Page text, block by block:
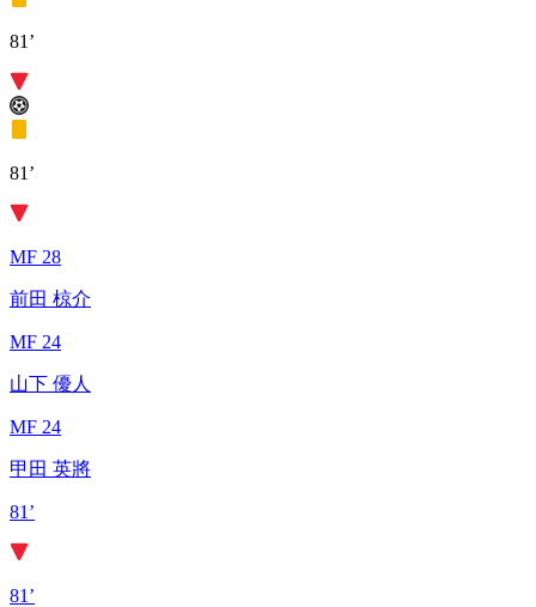
81’
81’
MF 28
前田 椋介
MF 24
山下 優人
MF 24
甲田 英將
81’
81’